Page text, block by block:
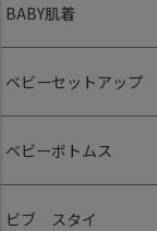
BABY肌着
ベビーセットアップ
ベビーボトムス
ビブ スタイ